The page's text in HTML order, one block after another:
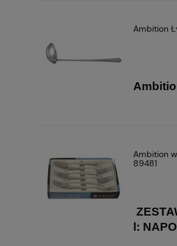
Ambition
Ambition
89481
l: